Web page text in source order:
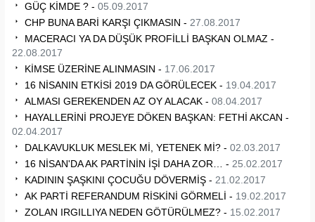
GÜÇ KİMDE ? - 05.09.2017
CHP BUNA BARİ KARŞI ÇIKMASIN - 27.08.2017
MACERACI YA DA DÜŞÜK PROFİLLİ BAŞKAN OLMAZ -
22.08.2017
KİMSE ÜZERİNE ALINMASIN - 17.06.2017
16 NİSANIN ETKİSİ 2019 DA GÖRÜLECEK - 19.04.2017
ALMASI GEREKENDEN AZ OY ALACAK - 08.04.2017
HAYALLERİNİ PROJEYE DÖKEN BAŞKAN: FETHİ AKCAN -
02.04.2017
DALKAVUKLUK MESLEK Mİ, YETENEK Mİ? - 02.03.2017
16 NİSAN'DA AK PARTİNİN İŞİ DAHA ZOR… - 25.02.2017
KADININ ŞAŞKINI ÇOCUĞU DÖVERMİŞ - 21.02.2017
AK PARTİ REFERANDUM RİSKİNİ GÖRMELİ - 19.02.2017
ZOLAN IRGILLIYA NEDEN GÖTÜRÜLMEZ? - 15.02.2017